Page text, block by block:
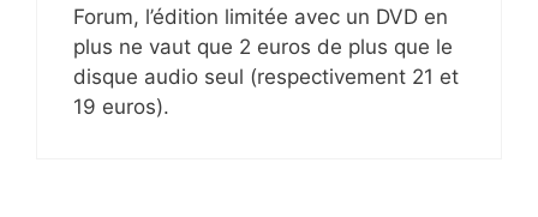
Forum, l’édition limitée avec un DVD en
plus ne vaut que 2 euros de plus que le
disque audio seul (respectivement 21 et
19 euros).